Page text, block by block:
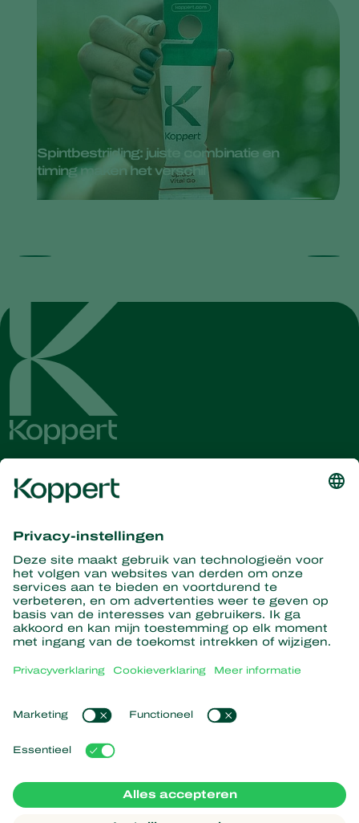
Spintbestrijding: juiste combinatie en
timing maken het verschil
Ontvang het laatste nieuws en
informatie
Hier aanmelden
Partners with Nature
Roofmijten
Roofinsecten
Nuttige nematoden
Nuttige micro-organismen
Gewasbescherming
Nieuws en informatie
Duurzaamheid
Werken bij Koppert
Contact
Populaire links
Ervaringen van klanten
Koppert One
Koppert Global
Cookies beheren